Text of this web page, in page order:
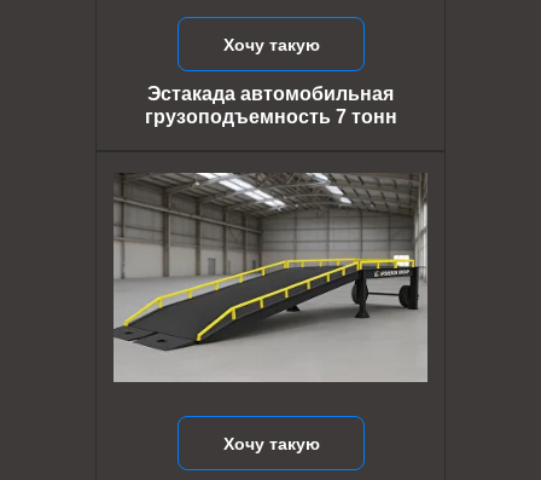
Хочу такую
Хочу такую
Эстакада автомобильная
грузоподъемность 7 тонн